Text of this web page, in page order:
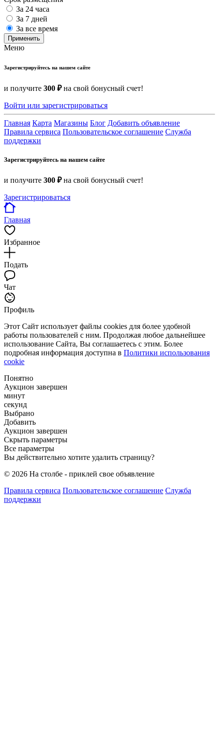
За 24 часа
За 7 дней
За все время
Применить
Меню
Зарегистрируйтесь на нашем сайте
и получите 300 ₽на свой бонусный счет!
Войти или зарегистрироваться
Главная Карта Магазины Блог Добавить объявление
Правила сервиса Пользовательское соглашение Служба
поддержки
Зарегистрируйтесь на нашем сайте
и получите 300 ₽на свой бонусный счет!
Зарегистрироваться
Главная
Избранное
Подать
Чат
Профиль
Этот Сайт использует файлы cookies для более удобной
работы пользователей с ним. Продолжая любое дальнейшее
использование Сайта, Вы соглашаетесь с этим. Более
подробная информация доступна в Политики использования
cookie
Понятно
Аукцион завершен
минут
секунд
Выбрано
Добавить
Аукцион завершен
Скрыть параметры
Все параметры
Вы действительно хотите удалить страницу?
© 2026 На столбе - приклей свое объявление
Правила сервиса Пользовательское соглашение Служба
поддержки